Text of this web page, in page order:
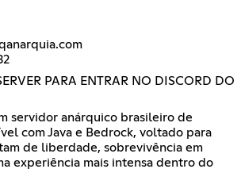
PARA ENTRAR NO DISCORD DO
servidor anárquico brasileiro de
com Java e Bedrock, voltado para
de liberdade, sobrevivência em
experiência mais intensa dentro do